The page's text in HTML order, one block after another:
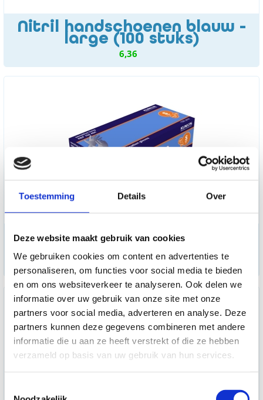
Toestemming Details Over
Deze website maakt gebruik van cookies
We gebruiken cookies om content en advertenties te
personaliseren, om functies voor social media te bieden
en om ons websiteverkeer te analyseren. Ook delen we
informatie over uw gebruik van onze site met onze
partners voor social media, adverteren en analyse. Deze
partners kunnen deze gegevens combineren met andere
informatie die u aan ze heeft verstrekt of die ze hebben
verzameld op basis van uw gebruik van hun services.
Nitril handschoenen blauw -
large (100 stuks)
6,36
Klinion Nitrile Sensitive
handschoenen - paars - small